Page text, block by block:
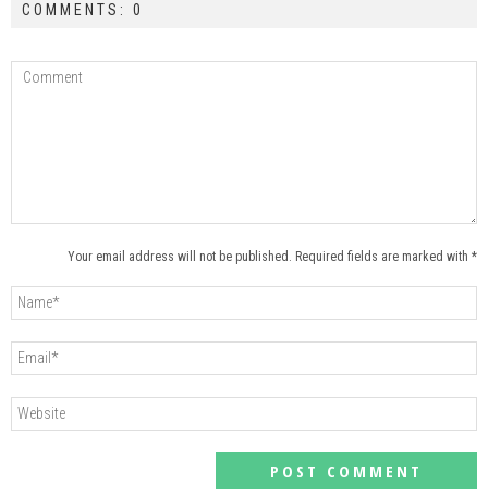
COMMENTS: 0
Your email address will not be published. Required fields are marked with *